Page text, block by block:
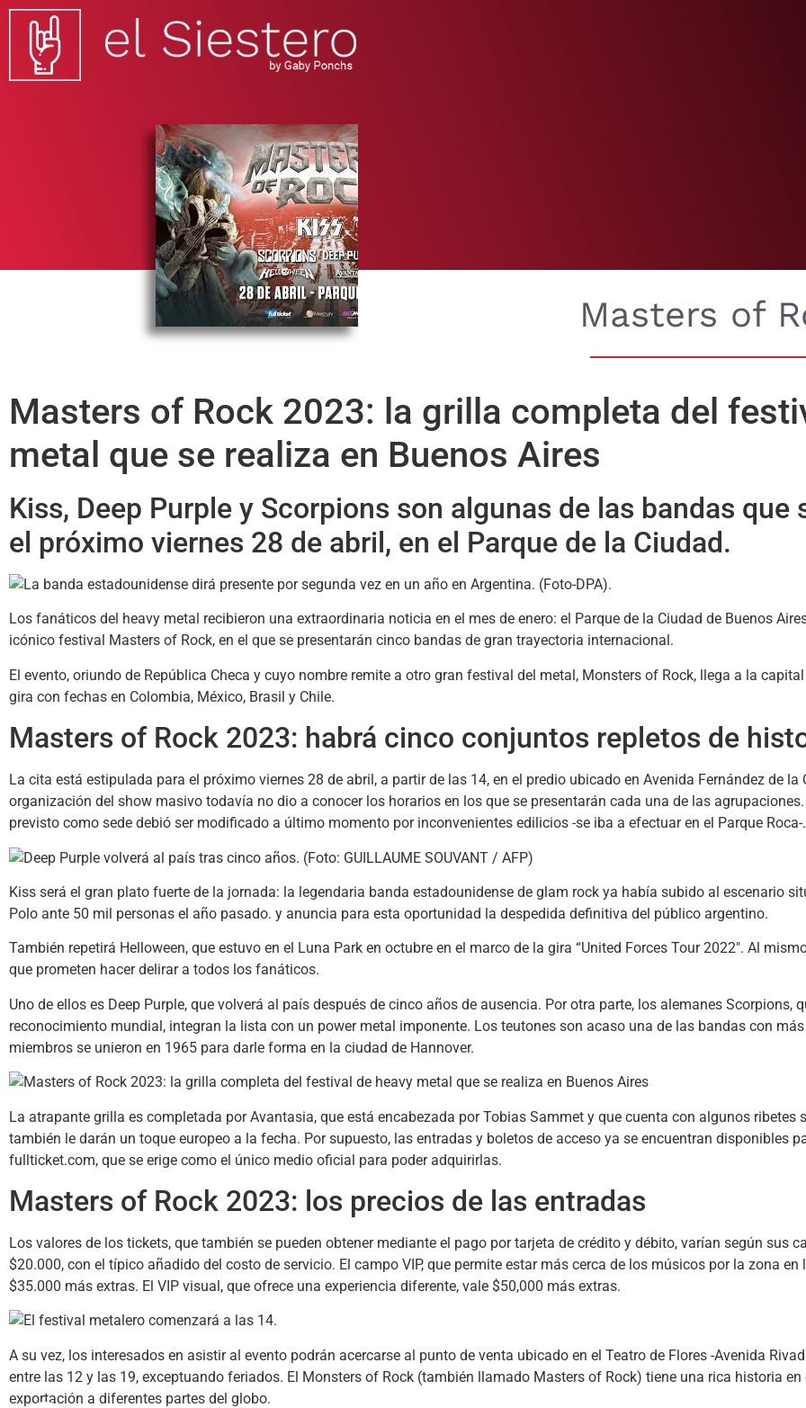
Masters of
Masters of Rock 2023: la grilla completa del
metal que se realiza en Buenos Aires
Kiss, Deep Purple y Scorpions son algunas de las bandas que
el próximo viernes 28 de abril, en el Parque de la Ciudad.
Los fanáticos del heavy metal recibieron una extraordinaria noticia en el mes de enero: el Parque de la Ciudad de Buenos
icónico festival Masters of Rock, en el que se presentarán cinco bandas de gran trayectoria internacional.
El evento, oriundo de República Checa y cuyo nombre remite a otro gran festival del metal, Monsters of Rock, llega a la
gira con fechas en Colombia, México, Brasil y Chile.
Masters of Rock 2023: habrá cinco conjuntos repletos de
La cita está estipulada para el próximo viernes 28 de abril, a partir de las 14, en el predio ubicado en Avenida Fernández de la
organización del show masivo todavía no dio a conocer los horarios en los que se presentarán cada una de las
previsto como sede debió ser modificado a último momento por inconvenientes edilicios -se iba a efectuar en el Parque Roca-.
Kiss será el gran plato fuerte de la jornada: la legendaria banda estadounidense de glam rock ya había subido al escenario
Polo ante 50 mil personas el año pasado. y anuncia para esta oportunidad la despedida definitiva del público argentino.
También repetirá Helloween, que estuvo en el Luna Park en octubre en el marco de la gira “United Forces Tour 2022″. Al
que prometen hacer delirar a todos los fanáticos.
Uno de ellos es Deep Purple, que volverá al país después de cinco años de ausencia. Por otra parte, los alemanes Scorpions,
reconocimiento mundial, integran la lista con un power metal imponente. Los teutones son acaso una de las bandas con
miembros se unieron en 1965 para darle forma en la ciudad de Hannover.
La atrapante grilla es completada por Avantasia, que está encabezada por Tobias Sammet y que cuenta con algunos ribetes
también le darán un toque europeo a la fecha. Por supuesto, las entradas y boletos de acceso ya se encuentran disponibles
fullticket.com, que se erige como el único medio oficial para poder adquirirlas.
Masters of Rock 2023: los precios de las entradas
Los valores de los tickets, que también se pueden obtener mediante el pago por tarjeta de crédito y débito, varían según sus
$20.000, con el típico añadido del costo de servicio. El campo VIP, que permite estar más cerca de los músicos por la zona en
$35.000 más extras. El VIP visual, que ofrece una experiencia diferente, vale $50,000 más extras.
A su vez, los interesados en asistir al evento podrán acercarse al punto de venta ubicado en el Teatro de Flores -Avenida
entre las 12 y las 19, exceptuando feriados. El Monsters of Rock (también llamado Masters of Rock) tiene una rica historia
exportación a diferentes partes del globo.